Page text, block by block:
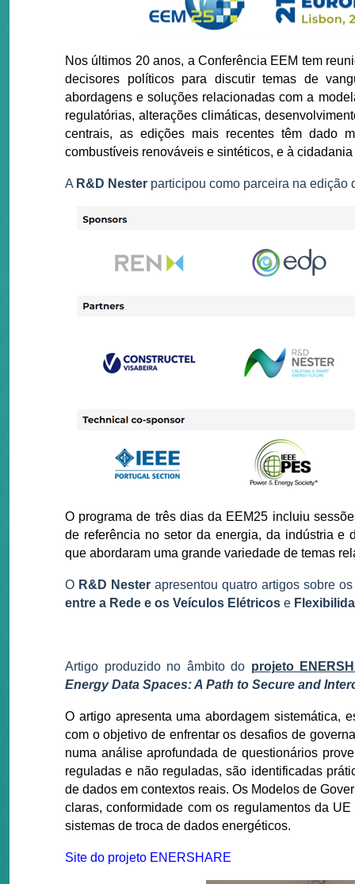
Nos últimos 20 anos, a Conferência EEM tem
decisores políticos para discutir temas de
abordagens e soluções relacionadas com a
regulatórias, alterações climáticas,
centrais, as edições mais recentes têm dado
combustíveis renováveis e sintéticos, e à
A R&D Nester participou como parceira na edição
O programa de três dias da EEM25 incluiu
de referência no setor da energia, da indústria e
que abordaram uma grande variedade de temas
O R&D Nester apresentou quatro artigos sobre
entre a Rede e os Veículos Elétricos e
Artigo produzido no âmbito do projeto
Energy Data Spaces: A Path to Secure and
O artigo apresenta uma abordagem sistemática,
com o objetivo de enfrentar os desafios de
numa análise aprofundada de questionários
reguladas e não reguladas, são identificadas
de dados em contextos reais. Os Modelos de
claras, conformidade com os regulamentos da
sistemas de troca de dados energéticos.
Site do projeto ENERSHARE